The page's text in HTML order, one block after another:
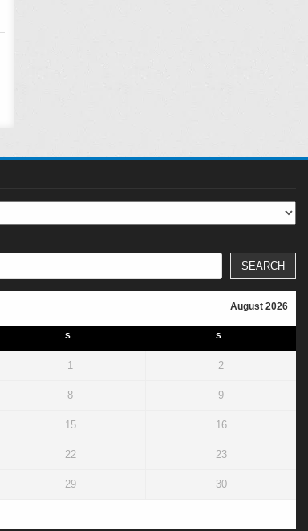
SEARCH
August 2026
S S
1 2
8 9
15 16
22 23
29 30